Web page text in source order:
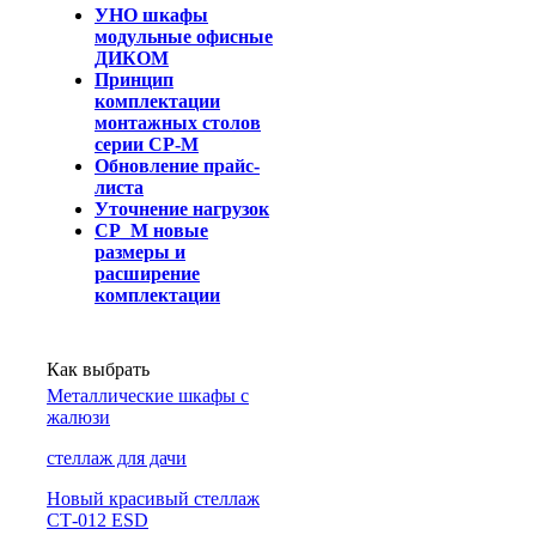
УНО шкафы
модульные офисные
ДИКОМ
Принцип
комплектации
монтажных столов
серии СР-М
Обновление прайс-
листа
Уточнение нагрузок
СР_М новые
размеры и
расширение
комплектации
Как выбрать
Металлические шкафы с
жалюзи
cтеллаж для дачи
Новый красивый стеллаж
СТ-012 ESD